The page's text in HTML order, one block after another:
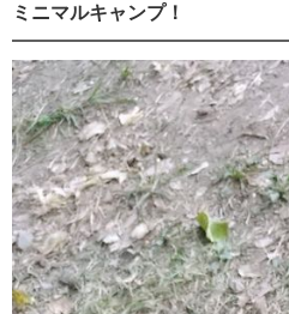
ミニマルキャンプ！